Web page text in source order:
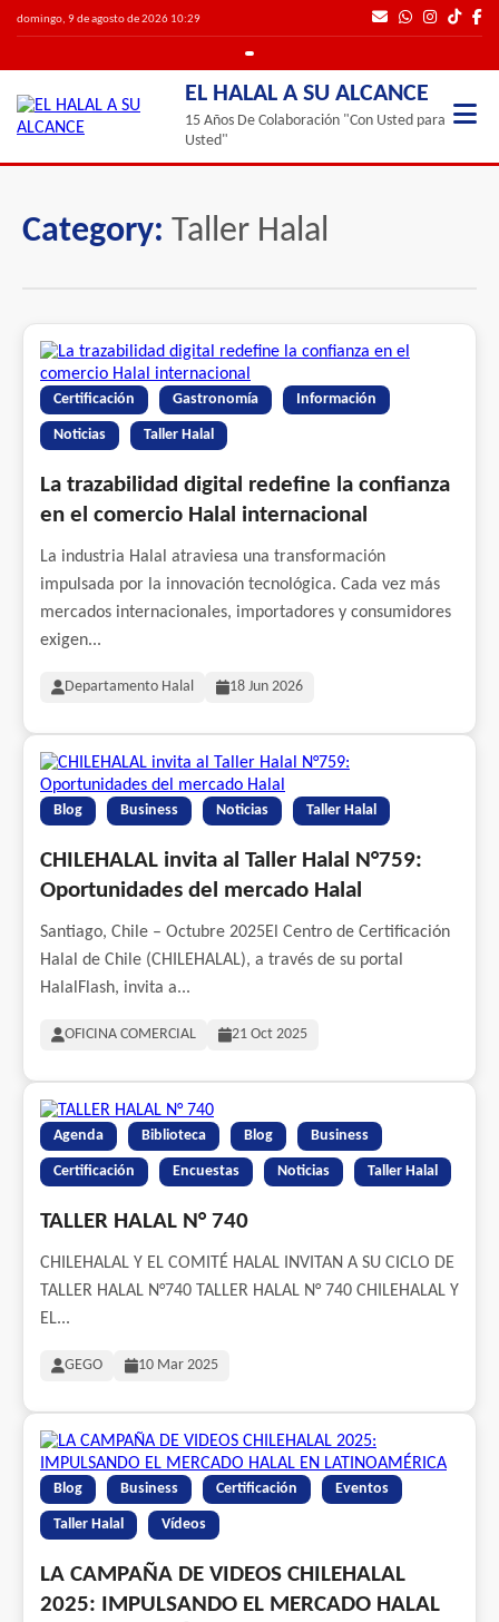
domingo, 9 de agosto de 2026 10:29
EL HALAL A SU ALCANCE
15 Años De Colaboración "Con Usted para
Usted"
Category: Taller Halal
Certificación Gastronomía Información
Noticias Taller Halal
La trazabilidad digital redefine la confianza
en el comercio Halal internacional
La industria Halal atraviesa una transformación
impulsada por la innovación tecnológica. Cada vez más
mercados internacionales, importadores y consumidores
exigen...
Departamento Halal 18 Jun 2026
Blog Business Noticias Taller Halal
CHILEHALAL invita al Taller Halal N°759:
Oportunidades del mercado Halal
Santiago, Chile – Octubre 2025El Centro de Certificación
Halal de Chile (CHILEHALAL), a través de su portal
HalalFlash, invita a...
OFICINA COMERCIAL 21 Oct 2025
Agenda Biblioteca Blog Business
Certificación Encuestas Noticias Taller Halal
TALLER HALAL N° 740
CHILEHALAL Y EL COMITÉ HALAL INVITAN A SU CICLO DE
TALLER HALAL N°740 TALLER HALAL N° 740 CHILEHALAL Y
EL...
GEGO 10 Mar 2025
Blog Business Certificación Eventos
Taller Halal Vídeos
LA CAMPAÑA DE VIDEOS CHILEHALAL
2025: IMPULSANDO EL MERCADO HALAL